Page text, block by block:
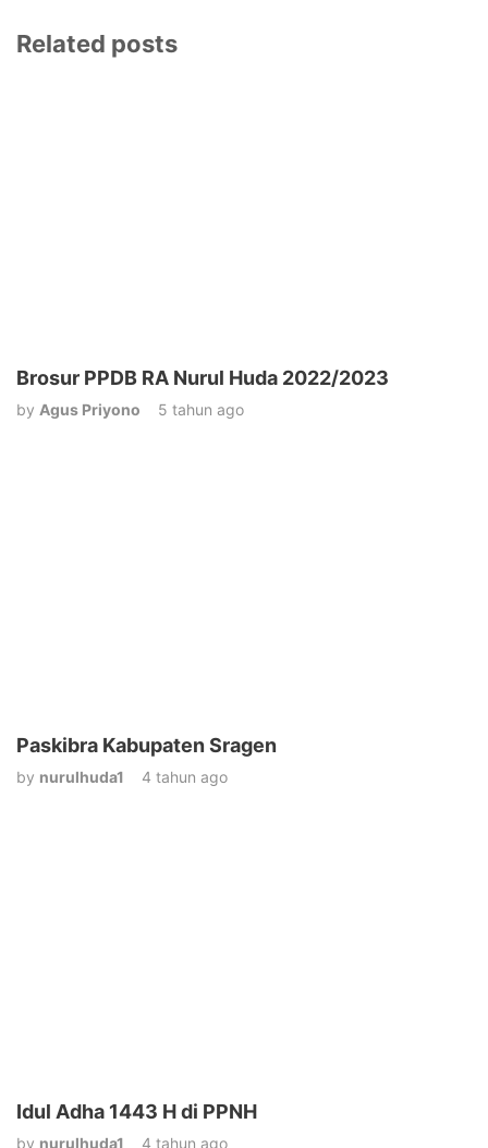
Related posts
Brosur PPDB RA Nurul Huda 2022/2023
by Agus Priyono 5 tahun ago
Paskibra Kabupaten Sragen
by nurulhuda1 4 tahun ago
Idul Adha 1443 H di PPNH
by nurulhuda1 4 tahun ago